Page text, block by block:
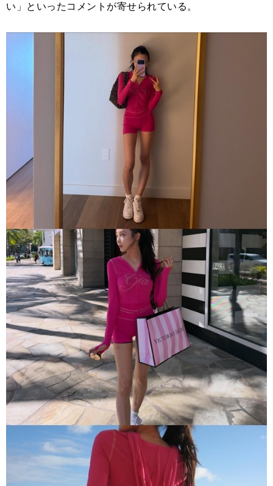
い」といったコメントが寄せられている。